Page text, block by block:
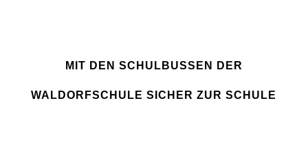
MIT DEN SCHULBUSSEN DER
WALDORFSCHULE SICHER ZUR SCHULE